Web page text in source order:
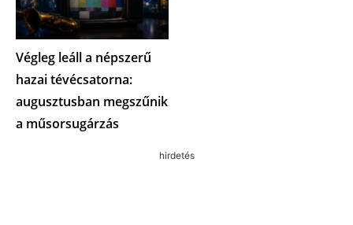
Végleg leáll a népszerű
hazai tévécsatorna:
augusztusban megszűnik
a műsorsugárzás
hirdetés